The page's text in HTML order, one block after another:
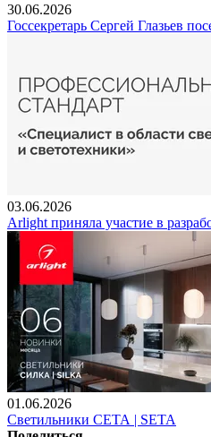
30.06.2026
Госсекретарь Сергей Глазьев
03.06.2026
Arlight приняла участие в
01.06.2026
Светильники СЕТА | SETA